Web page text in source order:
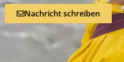
Nachricht schreiben